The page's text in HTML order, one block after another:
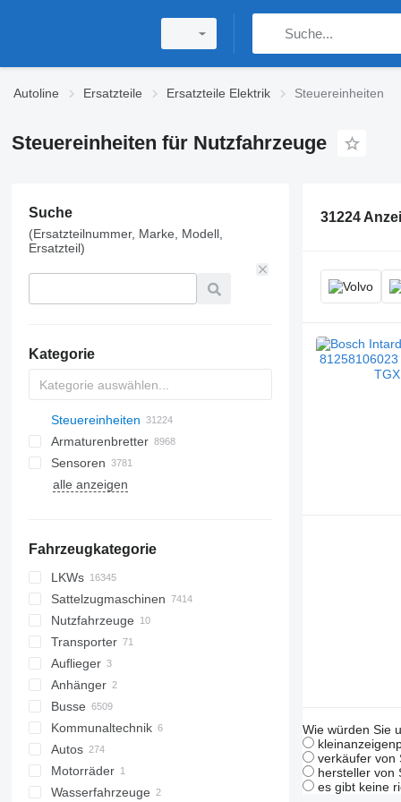
Autoline Ersatzteile Ersatzteile Elektrik Steuereinheiten
Steuereinheiten für Nutzfahrzeuge
Suche
(Ersatzteilnummer, Marke, Modell,
Ersatzteil)
Kategorie
Steuereinheiten
Armaturenbretter
Sensoren
alle anzeigen
Fahrzeugkategorie
LKWs
Sattelzugmaschinen
Nutzfahrzeuge
Transporter
Auflieger
Anhänger
Busse
Kommunaltechnik
Straßenreinigungsgeräte
Kehrmaschinen
Streufahrzeuge
Kommunalfahrzeuge
Müllwagen
Autos
Motorräder
Wasserfahrzeuge
31224
Wie würden Sie
verkäufer von
hersteller von
es gibt keine